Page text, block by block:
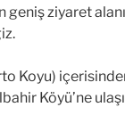
geniş ziyaret
Koyu)
Köyü’ne